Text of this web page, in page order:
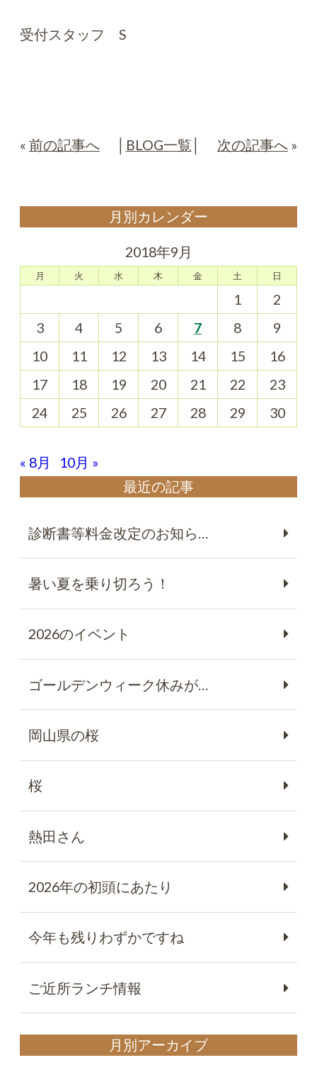
受付スタッフ S
« 前の記事へ BLOG一覧 次の記事へ »
月別カレンダー
2018年9月
月 火 水 木 金 土 日
1
2
3
4 5 6 7 8
9
10
11 12 13 14 15
16
17
18 19 20 21 22
23
24
25 26 27 28 29 30
« 8月
10月 »
最近の記事
診断書等料金改定のお知ら…
暑い夏を乗り切ろう！
2026のイベント
ゴールデンウィーク休みが…
岡山県の桜
桜
熱田さん
2026年の初頭にあたり
今年も残りわずかですね
ご近所ランチ情報
月別アーカイブ